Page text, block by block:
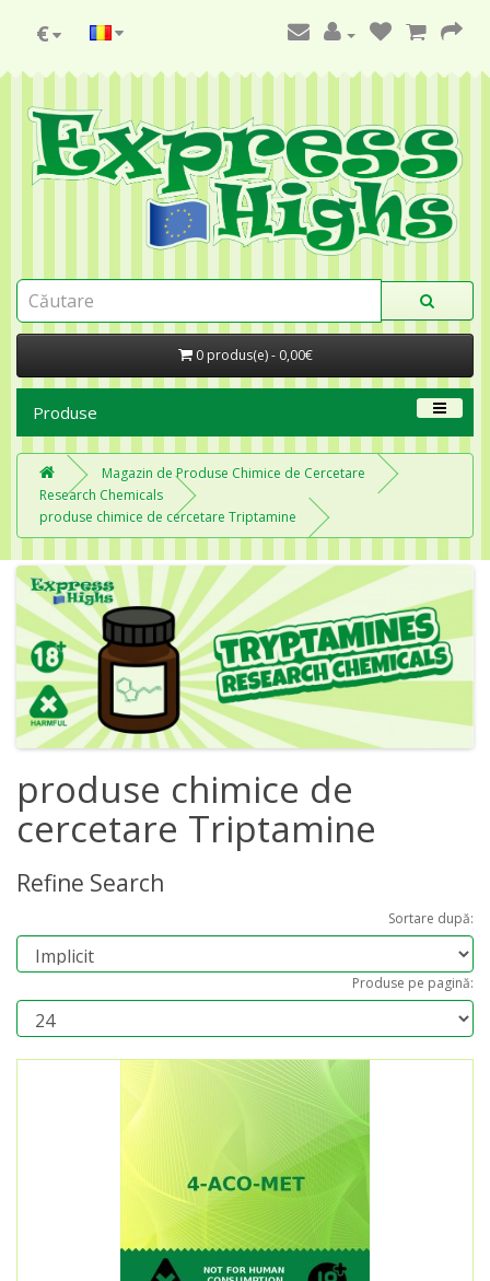
€
0 produs(e) - 0,00€
Produse
Magazin de Produse Chimice de Cercetare
Research Chemicals
produse chimice de cercetare Triptamine
produse chimice de
cercetare Triptamine
Refine Search
Sortare după:
Produse pe pagină: